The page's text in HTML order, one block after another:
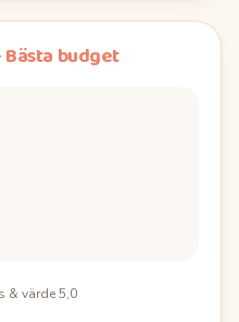
Bästa budget
& värde 5,0